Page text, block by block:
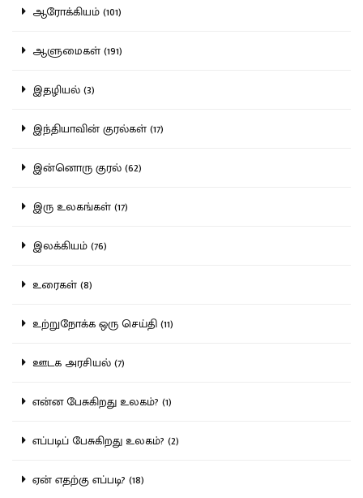
ஆரோக்கியம் (101)
ஆளுமைகள் (191)
இதழியல் (3)
இந்தியாவின் குரல்கள் (17)
இன்னொரு குரல் (62)
இரு உலகங்கள் (17)
இலக்கியம் (76)
உரைகள் (8)
உற்றுநோக்க ஒரு செய்தி (11)
ஊடக அரசியல் (7)
என்ன பேசுகிறது உலகம்? (1)
எப்படிப் பேசுகிறது உலகம்? (2)
ஏன் எதற்கு எப்படி? (18)